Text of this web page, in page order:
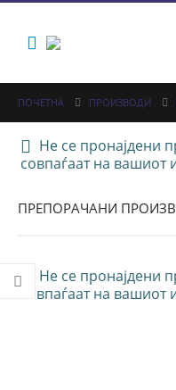
ПОЧЕТНА ПРОИЗВОДИ
Не се пронајдени
совпаѓаат на вашиот
ПРЕПОРАЧАНИ
Не се пронајдени
совпаѓаат на вашиот